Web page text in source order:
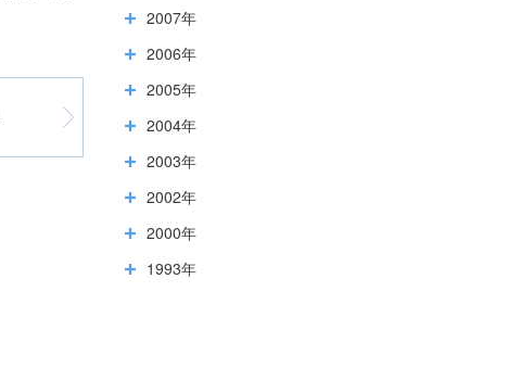
2007年
2006年
2005年
2004年
2003年
2002年
2000年
1993年